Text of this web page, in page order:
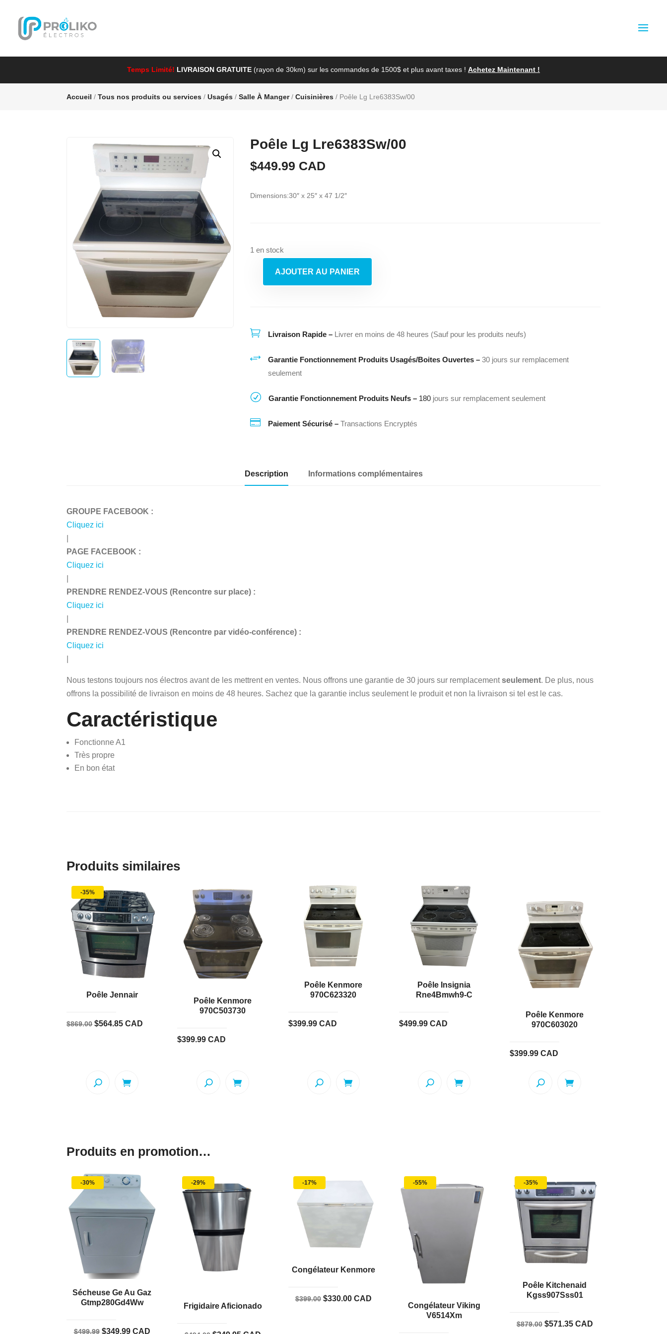
Temps Limité! LIVRAISON GRATUITE (rayon de 30km) sur les commandes de 1500$ et plus avant taxes ! Achetez Maintenant !
Accueil /Tous nos produits ou services /Usagés /Salle À Manger/Cuisinières / Poêle Lg Lre6383Sw/00
Poêle Lg Lre6383Sw/00
$449.99 CAD
Dimensions:30″ x 25″ x 47 1/2″
1 en stock
Lre6383Sw/00
AJOUTER AU PANIER
 Livraison Rapide – Livrer en moins de 48 heures (Sauf pour les produits neufs)
+ Garantie Fonctionnement Produits Usagés/Boites Ouvertes – 30 jours sur remplacement
seulement
R Garantie Fonctionnement Produits Neufs –180jours sur remplacement seulement
 Paiement Sécurisé – Transactions Encryptés
Description Informations complémentaires
GROUPE FACEBOOK :
Cliquez ici
PAGE FACEBOOK :
Cliquez ici
PRENDRE RENDEZ-VOUS (Rencontre sur place) :
Cliquez ici
PRENDRE RENDEZ-VOUS (Rencontre par vidéo-conférence) :
Cliquez ici
Nous testons toujours nos électros avant de les mettrent en ventes. Nous offrons une garantie de 30 jours sur remplacementseulement. De plus, nous
offrons la possibilité de livraison en moins de 48 heures. Sachez que la garantie inclus seulement le produit et non la livraison si tel est le cas.
Caractéristique
Fonctionne A1
Très propre
En bon état
Produits similaires
-35%
Poêle Jennair
$869.00 Le
$564.85Le
CAD
Poêle Kenmore
970C503730
$399.99 CAD
Poêle Kenmore
970C623320
$399.99 CAD
Poêle Insignia
Rne4Bmwh9-C
$499.99 CAD
Poêle Kenmore
970C603020
$399.99 CAD
Produits en promotion…
-30%
Sécheuse Ge Au Gaz
Gtmp280Gd4Ww
$499.99 Le
$349.99Le
CAD
-29%
Frigidaire Aficionado
-17%
Congélateur Kenmore
$399.00 Le
$330.00Le
CAD
-55%
Congélateur Viking
V6514Xm
-35%
Poêle Kitchenaid
Kgss907Sss01
$879.00 Le
$571.35Le
CAD